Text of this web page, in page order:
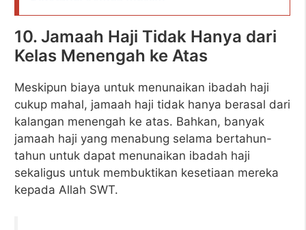
10. Jamaah Haji Tidak Hanya dari
Kelas Menengah ke Atas
Meskipun biaya untuk menunaikan ibadah haji
cukup mahal, jamaah haji tidak hanya berasal dari
kalangan menengah ke atas. Bahkan, banyak
jamaah haji yang menabung selama bertahun-
tahun untuk dapat menunaikan ibadah haji
sekaligus untuk membuktikan kesetiaan mereka
kepada Allah SWT.